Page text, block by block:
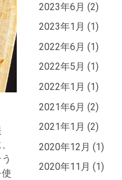
2023年6月 (2)
2023年1月 (1)
2022年6月 (1)
2022年5月 (1)
2022年1月 (1)
2021年6月 (2)
2021年1月 (2)
2020年12月 (1)
2020年11月 (1)